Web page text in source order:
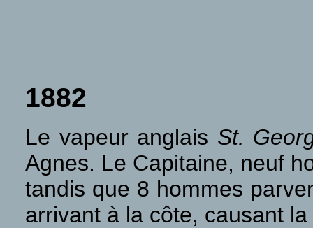
1882
Le vapeur anglais St.
Agnes. Le Capitaine, neuf
tandis que 8 hommes
arrivant à la côte, causant